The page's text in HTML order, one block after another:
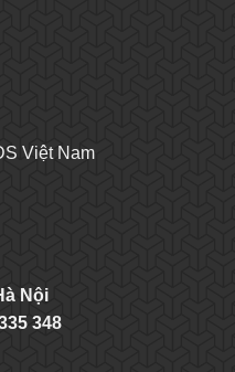
Việt Nam
Nội
348